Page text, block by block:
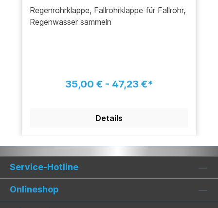
Regenrohrklappe, Fallrohrklappe für Fallrohr,
Regenwasser sammeln
35,00 € - 47,23 €*
Details
Service-Hotline
Onlineshop